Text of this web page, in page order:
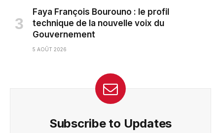
Faya François Bourouno : le profil
technique de la nouvelle voix du
Gouvernement
5 AOÛT 2026
Subscribe to Updates